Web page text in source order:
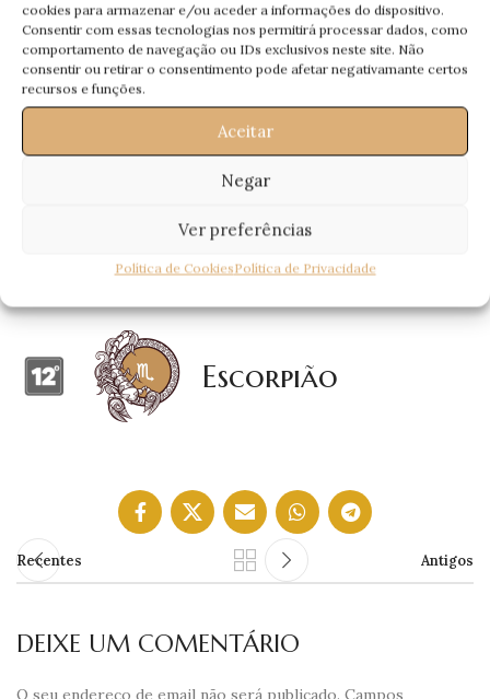
cookies para armazenar e/ou aceder a informações do dispositivo.
Consentir com essas tecnologias nos permitirá processar dados, como
comportamento de navegação ou IDs exclusivos neste site. Não
consentir ou retirar o consentimento pode afetar negativamante certos
recursos e funções.
Aceitar
Negar
Ver preferências
Política de CookiesPolítica de Privacidade
Touro
Escorpião
Recentes Antigos
DEIXE UM COMENTÁRIO
O seu endereço de email não será publicado. Campos